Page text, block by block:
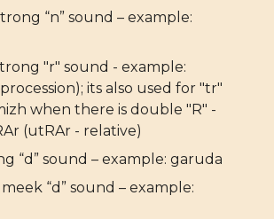
“n” sound – example:
"r" sound - example:
its also used for "tr"
when there is double "R" -
(utRAr - relative)
“d” sound – example: garuda
“d” sound – example: